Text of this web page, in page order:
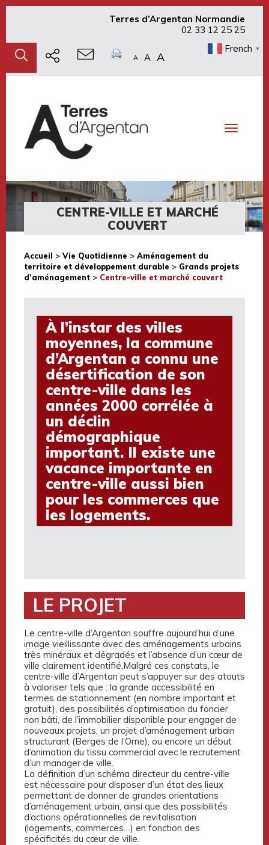
Terres d’Argentan Normandie
02 33 12 25 25
A A A
French ▼
Toggle
CENTRE-VILLE ET MARCHÉ
COUVERT
Accueil > Vie Quotidienne > Aménagement du
territoire et développement durable > Grands projets
d’aménagement > Centre-ville et marché couvert
À l’instar des villes
moyennes, la commune
d’Argentan a connu une
désertification de son
centre-ville dans les
années 2000 corrélée à
un déclin
démographique
important. Il existe une
vacance importante en
centre-ville aussi bien
pour les commerces que
les logements.
LE PROJET
Le centre-ville d’Argentan souffre aujourd’hui d’une
image vieillissante avec des aménagements urbains
très minéraux et dégradés et l’absence d’un cœur de
ville clairement identifié.Malgré ces constats, le
centre-ville d’Argentan peut s’appuyer sur des atouts
à valoriser tels que : la grande accessibilité en
termes de stationnement (en nombre important et
gratuit), des possibilités d’optimisation du foncier
non bâti, de l’immobilier disponible pour engager de
nouveaux projets, un projet d’aménagement urbain
structurant (Berges de l’Orne), ou encore un début
d’animation du tissu commercial avec le recrutement
d’un manager de ville.
La définition d’un schéma directeur du centre-ville
est nécessaire pour disposer d’un état des lieux
permettant de donner de grandes orientations
d’aménagement urbain, ainsi que des possibilités
d’actions opérationnelles de revitalisation
(logements, commerces…) en fonction des
spécificités du cœur de ville.